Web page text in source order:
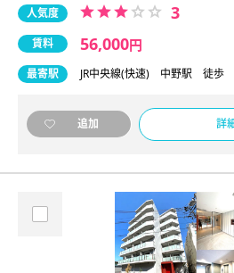
人気度 3
賃料 56,000円
最寄駅 JR中央線(快速) 中野駅 徒歩
追加 詳